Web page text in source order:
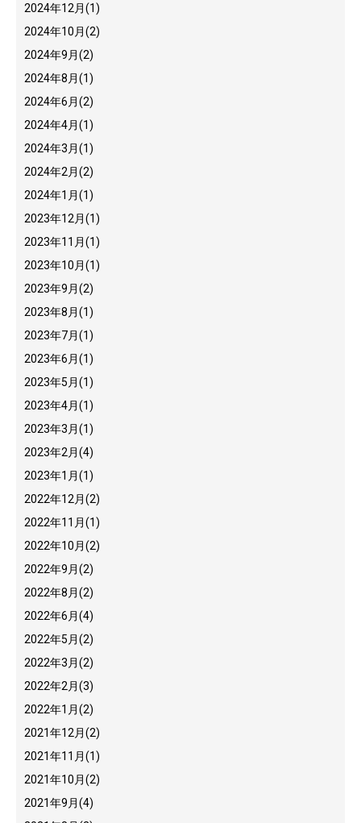
2024年12月(1)
2024年10月(2)
2024年9月(2)
2024年8月(1)
2024年6月(2)
2024年4月(1)
2024年3月(1)
2024年2月(2)
2024年1月(1)
2023年12月(1)
2023年11月(1)
2023年10月(1)
2023年9月(2)
2023年8月(1)
2023年7月(1)
2023年6月(1)
2023年5月(1)
2023年4月(1)
2023年3月(1)
2023年2月(4)
2023年1月(1)
2022年12月(2)
2022年11月(1)
2022年10月(2)
2022年9月(2)
2022年8月(2)
2022年6月(4)
2022年5月(2)
2022年3月(2)
2022年2月(3)
2022年1月(2)
2021年12月(2)
2021年11月(1)
2021年10月(2)
2021年9月(4)